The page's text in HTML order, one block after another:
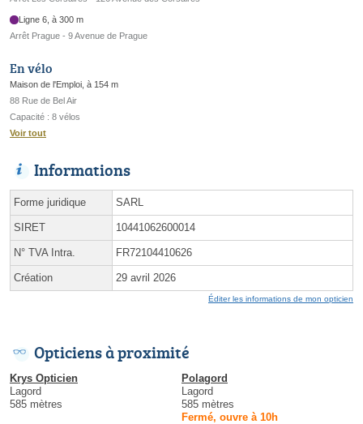
Ligne 6, à 300 m
Arrêt Prague - 9 Avenue de Prague
En vélo
Maison de l'Emploi, à 154 m
88 Rue de Bel Air
Capacité : 8 vélos
Voir tout
Informations
Forme juridique SARL
SIRET 10441062600014
N° TVA Intra. FR72104410626
Création 29 avril 2026
Éditer les informations de mon opticien
Opticiens à proximité
Krys Opticien
Lagord
585 mètres
Polagord
Lagord
585 mètres
Fermé, ouvre à 10h